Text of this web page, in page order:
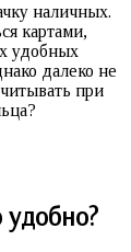
наличных.
картами,
удобных
далеко не
при
удобно?